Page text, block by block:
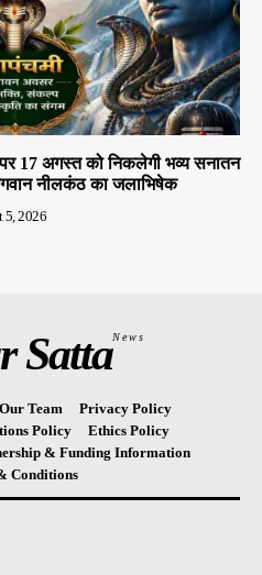
17 अगस्त को निकलेगी भव्य सनातन
नीलकंठ का जलाभिषेक
5, 2026
SattaNews
Our Team
Privacy Policy
Policy
Ethics Policy
& Funding Information
Conditions